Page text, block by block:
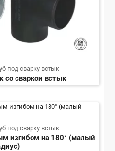
под сварку встык
со сваркой встык
под сварку встык
изгибом на 180° (малый